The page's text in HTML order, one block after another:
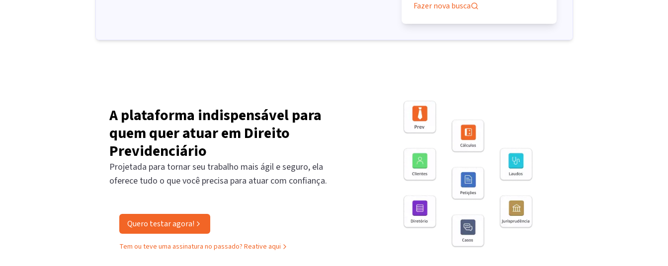
Fazer nova busca
A plataforma indispensável para
quem quer atuar em Direito
Previdenciário
Projetada para tornar seu trabalho mais ágil e seguro, ela
oferece tudo o que você precisa para atuar com confiança.
Quero testar agora!
Tem ou teve uma assinatura no passado? Reative aqui